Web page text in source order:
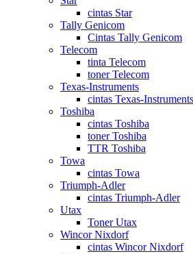
cintas Star
Tally Genicom
Cintas Tally Genicom
Telecom
tinta Telecom
toner Telecom
Texas-Instruments
cintas Texas-Instruments
Toshiba
cintas Toshiba
toner Toshiba
TTR Toshiba
Towa
cintas Towa
Triumph-Adler
cintas Triumph-Adler
Utax
Toner Utax
Wincor Nixdorf
cintas Wincor Nixdorf